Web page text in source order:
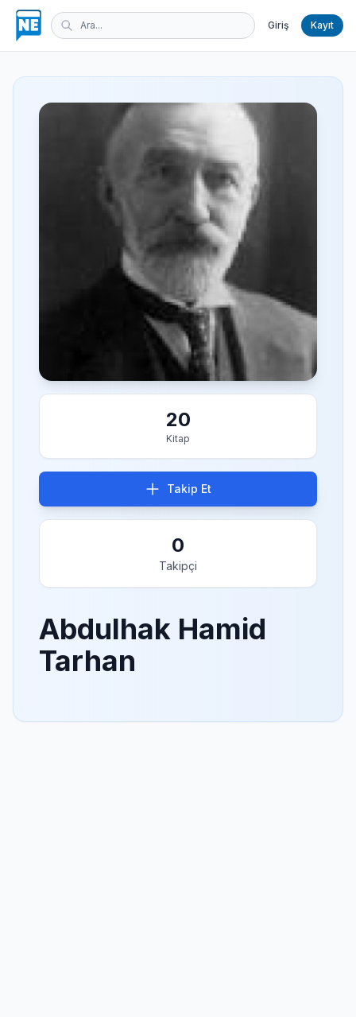
Giriş Kayıt
20
Kitap
Takip Et
0
Takipçi
Abdulhak Hamid
Tarhan